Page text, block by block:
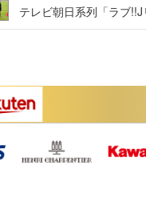
テレビ朝日系列「ラブ